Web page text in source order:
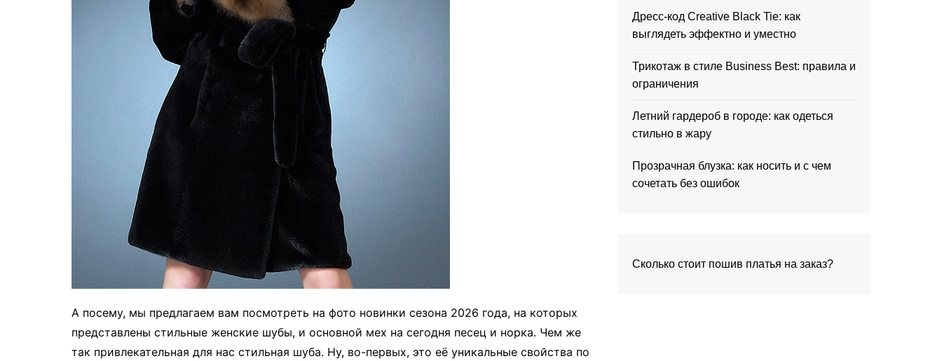
А посему, мы предлагаем вам посмотреть на фото новинки сезона 2026 года, на которых
представлены стильные женские шубы, и основной мех на сегодня песец и норка. Чем же
так привлекательная для нас стильная шуба. Ну, во-первых, это её уникальные свойства по
Дресс-код Creative Black Tie: как
выглядеть эффектно и уместно
Трикотаж в стиле Business Best: правила и
ограничения
Летний гардероб в городе: как одеться
стильно в жару
Прозрачная блузка: как носить и с чем
сочетать без ошибок
Сколько стоит пошив платья на заказ?